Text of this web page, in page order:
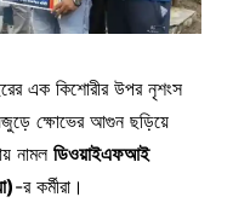
এক কিশোরীর উপর নৃশংস
ক্ষোভের আগুন ছড়িয়ে
নামল ডিওয়াইএফআই
-র কর্মীরা।